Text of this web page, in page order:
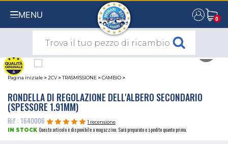
MENU 0
0
Pagina iniziale >2CV >TRASMISSIONE >CAMBIO >
RONDELLA DI REGOLAZIONE DELL'ALBERO SECONDARIO
(SPESSORE 1.91MM)
Rif : 1640006
1 recensione
IN STOCK Questo articolo è disponibile a magazzino. Sarà preparato e spedito quanto prima.